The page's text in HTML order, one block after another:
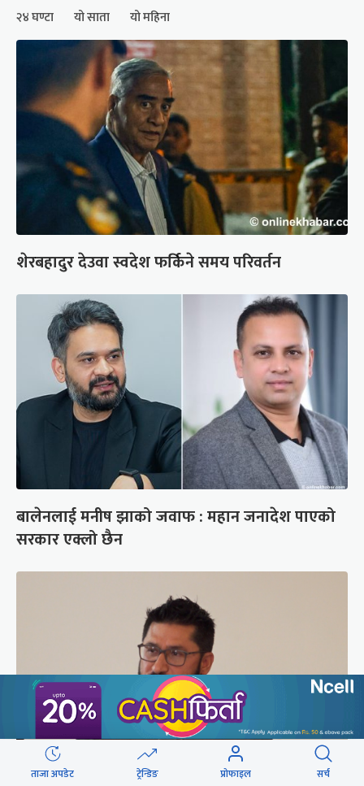
२४ घण्टा यो साता यो महिना
शेरबहादुर देउवा स्वदेश फर्किने समय परिवर्तन
बालेनलाई मनीष झाको जवाफ : महान जनादेश पाएको
सरकार एक्लो छैन
ताजा अपडेट ट्रेन्डिङ प्रोफाइल सर्च